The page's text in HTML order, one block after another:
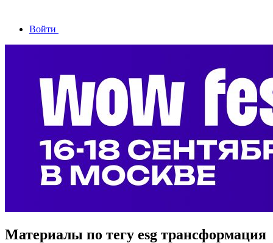
Войти
Материалы по тегу esg трансформация